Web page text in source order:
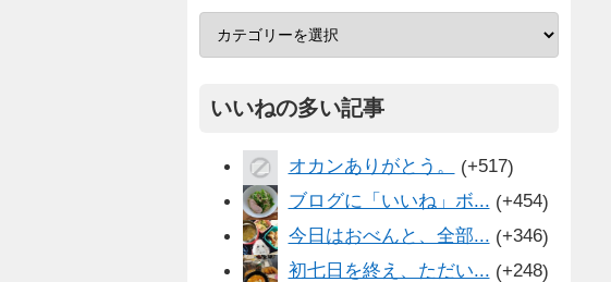
いいねの多い記事
オカンありがとう。
+517
ブログに「いいね」ボ...
+454
今日はおべんと、全部...
+346
初七日を終え、ただい...
+248